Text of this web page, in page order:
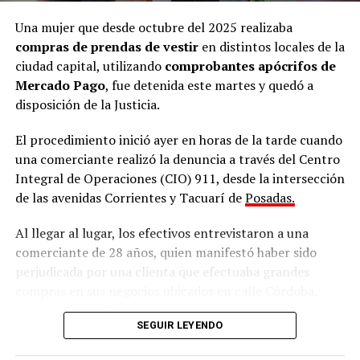
Ramírez junto al defensor oficial Miguel Ángel Varela.
“Una nena encerrada que llora”
de cercanía con la niña. Primero declaróHilda Margot
Da Silveira, quien residía en una de las viviendas
contiguas a la casa donde Ramírez vivía junto a su
pareja, su hija Belén y su hija más pequeña Micaela.
Da Silveira contó que su hija solía jugar con la pequeña
Micaela y gracias a esa relación supo que en esa vivienda
contigua también residía una niña con discapacidad.
“Yo no supe que esa nena (por Belén) estaba ahí. Lo
supe cuando mi hija, que jugaba con la hija de la dueña,
Una mujer que desde octubre del 2025 realizaba
compras de prendas de vestiren distintos locales de la
ciudad capital, utilizando comprobantes apócrifos de
Mercado Pago, fue detenida este martes y quedó a
disposición de la Justicia.
El procedimiento inició ayer en horas de la tarde cuando
una comerciante realizó la denuncia a través del Centro
Integral de Operaciones (CIO) 911, desde la intersección
de las avenidas Corrientes y Tacuarí dePosadas.
Al llegar al lugar, los efectivos entrevistaron a una
comerciante de 28 años, quien manifestó haber sido
perjudicada por una clienta que efectuaba grandes
Jujuy y avenida Corrientes, presentando constancias de
SEGUIR LEYENDO